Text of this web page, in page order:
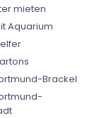
mieten
Aquarium
Brackel